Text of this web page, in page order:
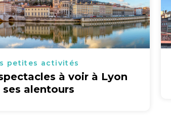
petites activités
à voir à Lyon
ses alentours